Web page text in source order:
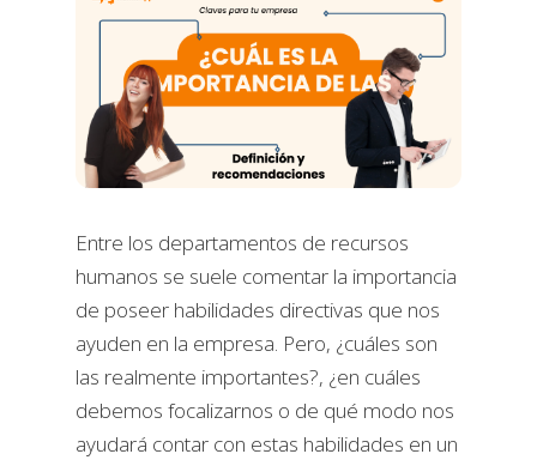
Entre los departamentos de recursos
humanos se suele comentar la importancia
de poseer habilidades directivas que nos
ayuden en la empresa. Pero, ¿cuáles son
las realmente importantes?, ¿en cuáles
debemos focalizarnos o de qué modo nos
ayudará contar con estas habilidades en un